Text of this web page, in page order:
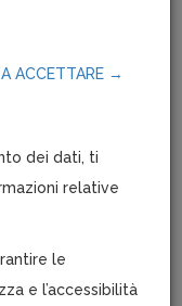
SANITARIA
febbraio 2010, è
ACCETTARE →
dei dati, ti
relative
le
e l’accessibilità